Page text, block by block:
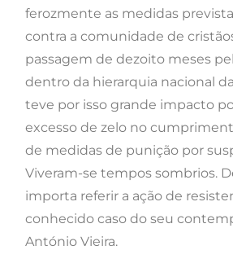
ferozmente as medidas
contra a comunidade de
passagem de dezoito meses
dentro da hierarquia nacional
teve por isso grande impacto
excesso de zelo no
de medidas de punição por
Viveram-se tempos sombrios.
importa referir a ação de
conhecido caso do seu
António Vieira.